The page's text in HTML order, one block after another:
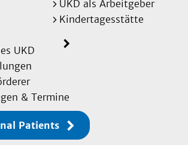
UKD als Arbeitgeber
Kindertagesstätte
UKD
& Termine
Patients